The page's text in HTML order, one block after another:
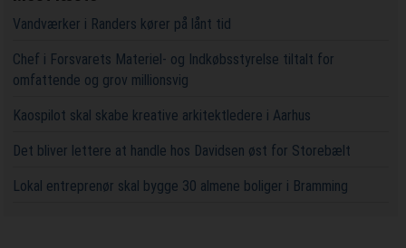
Vandværker i Randers kører på lånt tid
Chef i Forsvarets Materiel- og Indkøbsstyrelse tiltalt for
omfattende og grov millionsvig
Kaospilot skal skabe kreative arkitektledere i Aarhus
Det bliver lettere at handle hos Davidsen øst for Storebælt
Lokal entreprenør skal bygge 30 almene boliger i Bramming